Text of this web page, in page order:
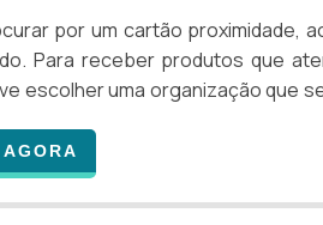
por um cartão proximidade,
Para receber produtos que
escolher uma organização que
com os profissionais da
e suporte personalizado